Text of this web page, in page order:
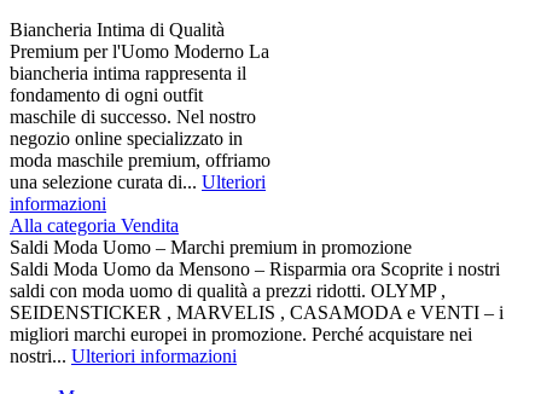
Biancheria Intima di Qualità
Premium per l'Uomo Moderno La
biancheria intima rappresenta il
fondamento di ogni outfit
maschile di successo. Nel nostro
negozio online specializzato in
moda maschile premium, offriamo
una selezione curata di... Ulteriori
informazioni
Alla categoria Vendita
Saldi Moda Uomo – Marchi premium in promozione
Saldi Moda Uomo da Mensono – Risparmia ora Scoprite i nostri
saldi con moda uomo di qualità a prezzi ridotti. OLYMP ,
SEIDENSTICKER , MARVELIS , CASAMODA e VENTI – i
migliori marchi europei in promozione. Perché acquistare nei
nostri... Ulteriori informazioni